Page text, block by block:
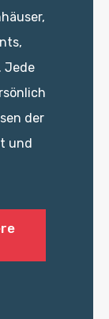
Jede
der
und